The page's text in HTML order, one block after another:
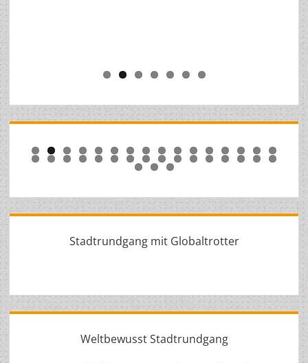
0 1 2 3 4 5 6
7 8 9 0 1 2 3 4 5 6 7 8 9 0 1 2
3 4 5
Stadtrundgang mit Globaltrotter
Weltbewusst Stadtrundgang